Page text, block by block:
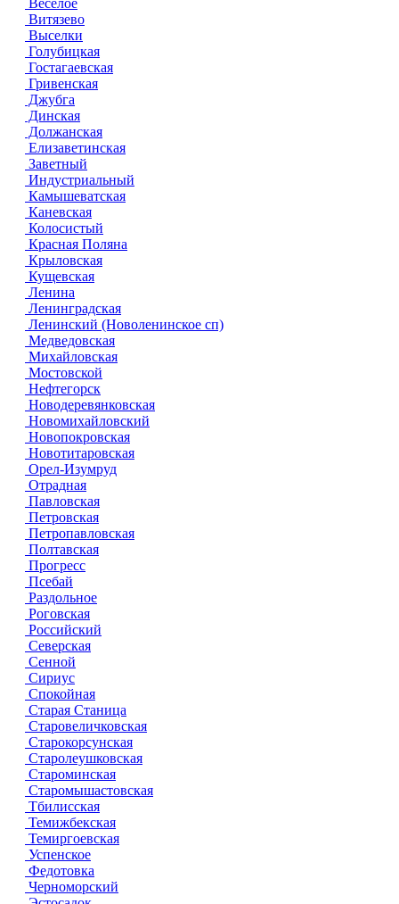
Витязево
Выселки
Голубицкая
Гостагаевская
Гривенская
Джубга
Динская
Должанская
Елизаветинская
Заветный
Индустриальный
Камышеватская
Каневская
Колосистый
Красная Поляна
Крыловская
Кущевская
Ленина
Ленинградская
Ленинский (Новоленинское сп)
Медведовская
Михайловская
Мостовской
Нефтегорск
Новодеревянковская
Новомихайловский
Новопокровская
Новотитаровская
Орел-Изумруд
Отрадная
Павловская
Петровская
Петропавловская
Полтавская
Прогресс
Псебай
Раздольное
Роговская
Российский
Северская
Сенной
Сириус
Спокойная
Старая Станица
Старовеличковская
Старокорсунская
Старолеушковская
Староминская
Старомышастовская
Тбилисская
Темижбекская
Темиргоевская
Успенское
Федотовка
Черноморский